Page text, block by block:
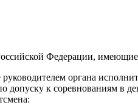
Федерации,
органа
к соревнованиям в